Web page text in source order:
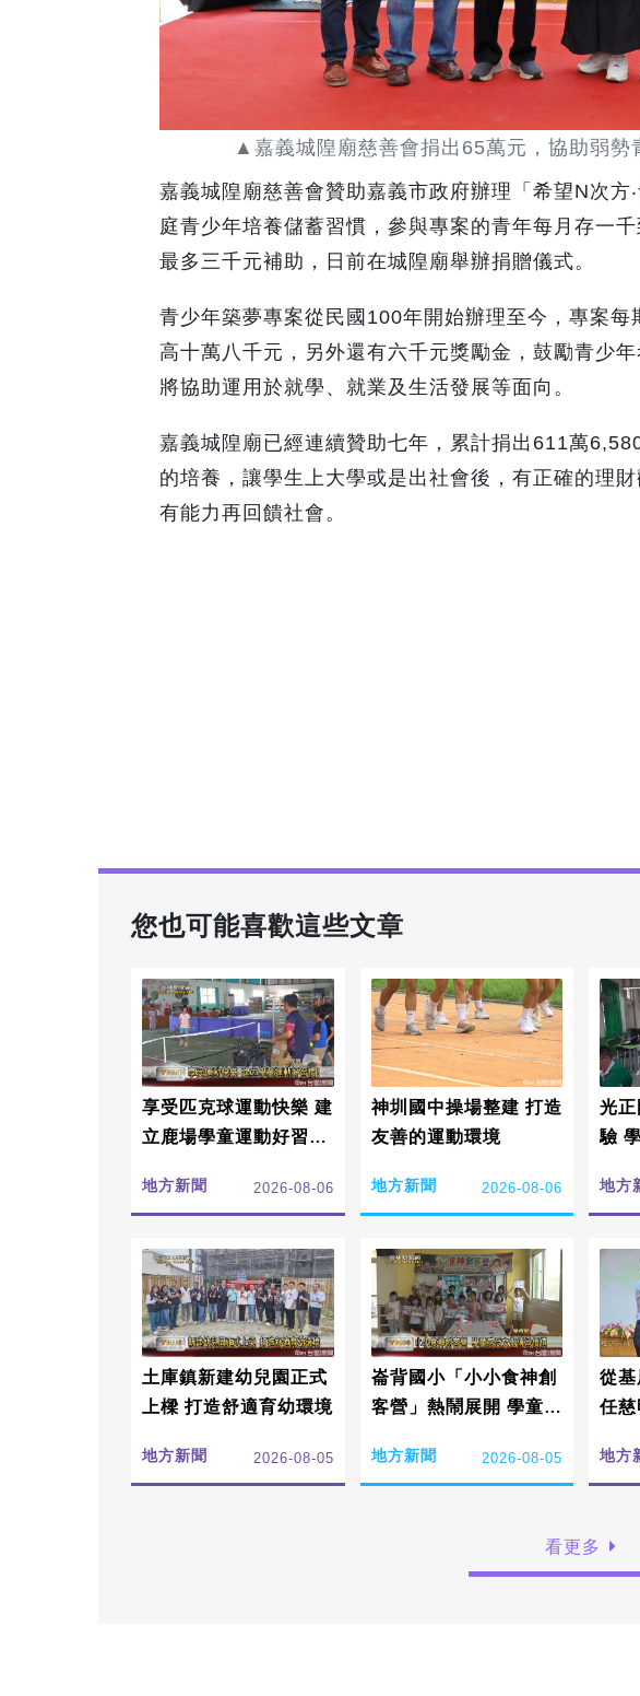
▲嘉義城隍廟慈善會捐出65萬元，協助弱
嘉義城隍廟慈善會贊助嘉義市政府辦理「希望N次
庭青少年培養儲蓄習慣，參與專案的青年每月存一
最多三千元補助，日前在城隍廟舉辦捐贈儀式。
青少年築夢專案從民國100年開始辦理至今，專案
高十萬八千元，另外還有六千元獎勵金，鼓勵青少
將協助運用於就學、就業及生活發展等面向。
嘉義城隍廟已經連續贊助七年，累計捐出611萬
的培養，讓學生上大學或是出社會後，有正確的理
有能力再回饋社會。
您也可能喜歡這些文章
享受匹克球運動快樂 建
立鹿場學童運動好習
地方新聞 2026-08-06
神圳國中操場整建 打造
友善的運動環境
地方新聞 2026-08-06
光
驗
地方
土庫鎮新建幼兒園正式
上樑 打造舒適育幼環境
地方新聞 2026-08-05
崙背國小「小小食神創
客營」熱鬧展開 學童感
值
地方新聞 2026-08-05
從
任慈
地方
看更多